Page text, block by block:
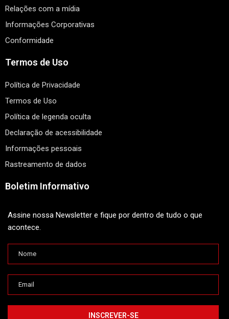
Relações com a mídia
Informações Corporativas
Conformidade
Termos de Uso
Política de Privacidade
Termos de Uso
Política de legenda oculta
Declaração de acessibilidade
Informações pessoais
Rastreamento de dados
Boletim Informativo
Assine nossa Newsletter e fique por dentro de tudo o que
acontece.